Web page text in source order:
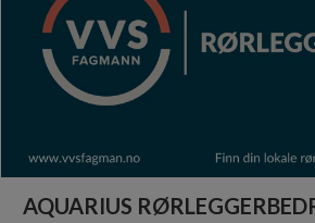
AQUARIUS